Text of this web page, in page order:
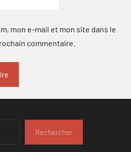
mon e-mail et mon site dans le
commentaire.
Rechercher